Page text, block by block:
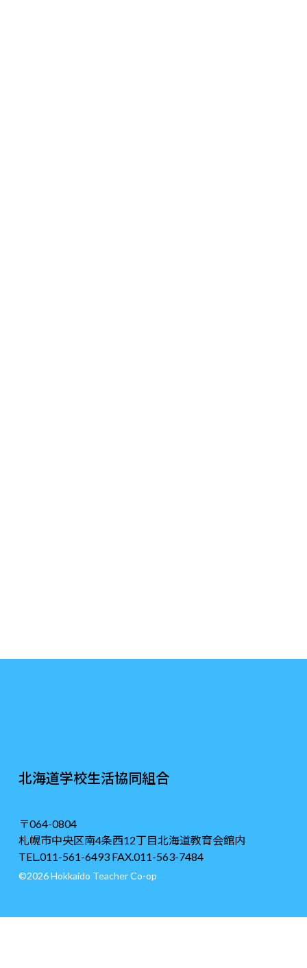
北海道学校生活協同組合
〒064-0804
札幌市中央区南4条西12丁目北海道教育会館内
TEL.011-561-6493 FAX.011-563-7484
©2026 Hokkaido Teacher Co-op